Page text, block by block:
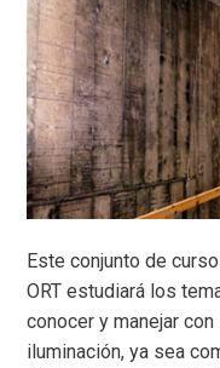
Este conjunto de
ORT estudiará los
conocer y manejar
iluminación, ya sea